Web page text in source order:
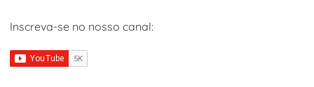
Inscreva-se no nosso canal: